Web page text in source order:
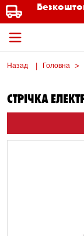
Назад Головна
СТРІЧКА